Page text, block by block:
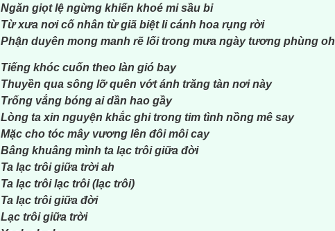
Ngăn giọt lệ ngừng khiến khoé mi sầu bi
Từ xưa nơi cố nhân từ giã biệt li cánh hoa rụng rời
Phận duyên mong manh rẽ lối trong mưa ngày tương phùng oh
Tiếng khóc cuốn theo làn gió bay
Thuyền qua sông lỡ quên vớt ánh trăng tàn nơi này
Trống vắng bóng ai dần hao gầy
Lòng ta xin nguyện khắc ghi trong tim tình nồng mê say
Mặc cho tóc mây vương lên đôi môi cay
Bâng khuâng mình ta lạc trôi giữa đời
Ta lạc trôi giữa trời ah
Ta lạc trôi lạc trôi (lạc trôi)
Ta lạc trôi giữa đời
Lạc trôi giữa trời